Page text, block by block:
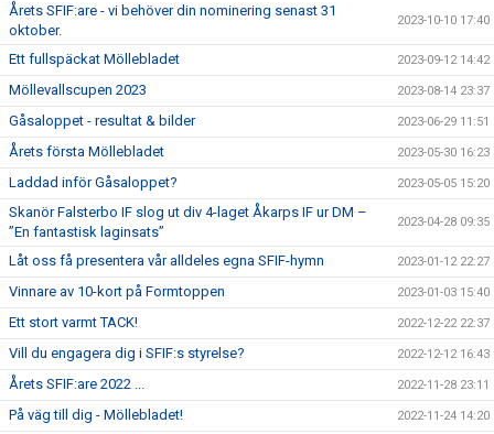
Årets SFIF:are - vi behöver din nominering senast 31
oktober.
2023-10-10 17:40
Ett fullspäckat Möllebladet 2023-09-12 14:42
Möllevallscupen 2023 2023-08-14 23:37
Gåsaloppet - resultat & bilder 2023-06-29 11:51
Årets första Möllebladet 2023-05-30 16:23
Laddad inför Gåsaloppet? 2023-05-05 15:20
Skanör Falsterbo IF slog ut div 4-laget Åkarps IF ur DM –
”En fantastisk laginsats”
2023-04-28 09:35
Låt oss få presentera vår alldeles egna SFIF-hymn 2023-01-12 22:27
Vinnare av 10-kort på Formtoppen 2023-01-03 15:40
Ett stort varmt TACK! 2022-12-22 22:37
Vill du engagera dig i SFIF:s styrelse? 2022-12-12 16:43
Årets SFIF:are 2022 ... 2022-11-28 23:11
På väg till dig - Möllebladet! 2022-11-24 14:20